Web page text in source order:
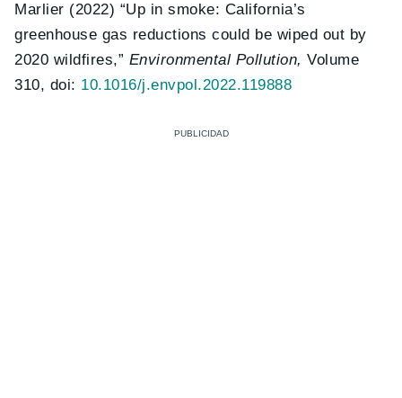
Marlier (2022) “Up in smoke: California’s
greenhouse gas reductions could be wiped out by
2020 wildfires,” Environmental Pollution, Volume
310, doi: 10.1016/j.envpol.2022.119888